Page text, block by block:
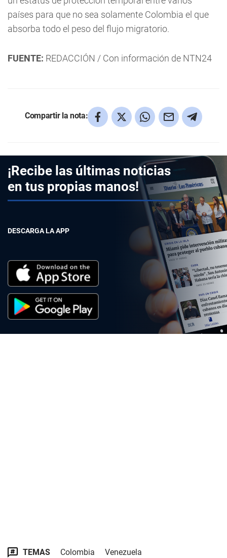
países para que no sea solamente Colombia el que
absorba todo el peso del flujo migratorio.
FUENTE: REDACCIÓN / Con información de NTN24
Compartir la nota:
¡Recibe las últimas noticias
en tus propias manos!
DESCARGA LA APP
TEMAS Colombia Venezuela